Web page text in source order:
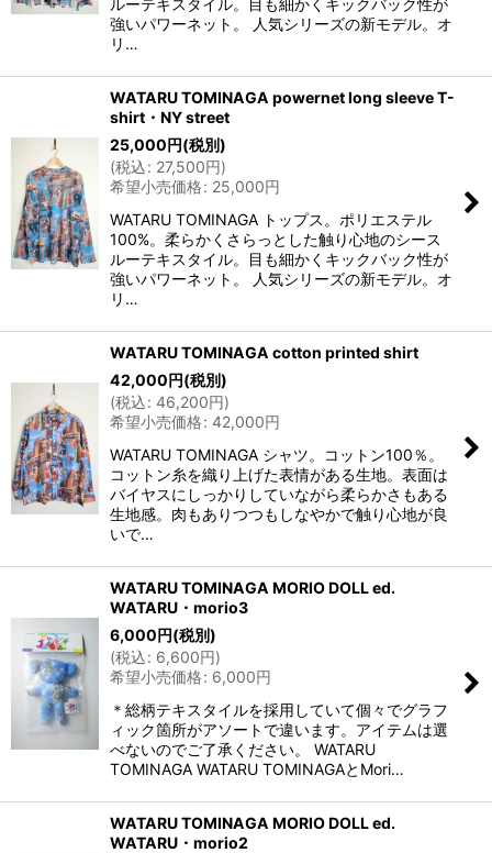
強いパワーネット。 人気シリーズの新モデル。オ
リ…
WATARU TOMINAGA powernet long sleeve T-
shirt・NY street
25,000円(税別)
(税込: 27,500円)
希望小売価格: 25,000円
WATARU TOMINAGA トップス。ポリエステル
100%。柔らかくさらっとした触り心地のシース
ルーテキスタイル。目も細かくキックバック性が
強いパワーネット。 人気シリーズの新モデル。オ
リ…
WATARU TOMINAGA cotton printed shirt
42,000円(税別)
(税込: 46,200円)
希望小売価格: 42,000円
WATARU TOMINAGA シャツ。コットン100％。
コットン糸を織り上げた表情がある生地。表面は
バイヤスにしっかりしていながら柔らかさもある
生地感。肉もありつつもしなやかで触り心地が良
いで…
WATARU TOMINAGA MORIO DOLL ed.
WATARU・morio3
6,000円(税別)
(税込: 6,600円)
希望小売価格: 6,000円
＊総柄テキスタイルを採用していて個々でグラフ
ィック箇所がアソートで違います。アイテムは選
べないのでご了承ください。 WATARU
TOMINAGA WATARU TOMINAGAとMori…
WATARU TOMINAGA MORIO DOLL ed.
WATARU・morio2